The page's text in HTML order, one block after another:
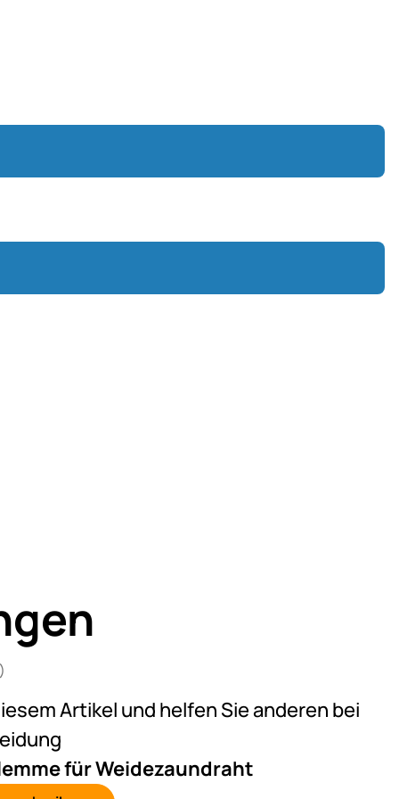
5 (21 Bewertungen)
Artikel und helfen Sie anderen bei
für Weidezaundraht